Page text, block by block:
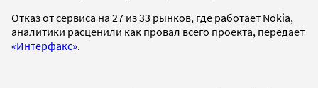
Отказ от сервиса на 27 из 33 рынков, где работает Nokia,
аналитики расценили как провал всего проекта, передает
«Интерфакс».